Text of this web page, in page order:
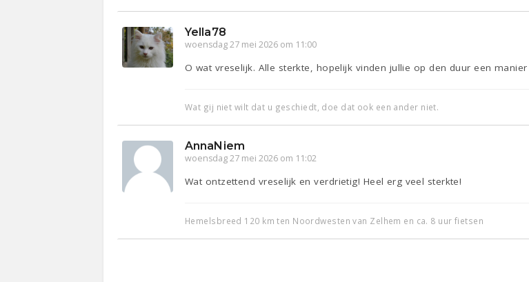
Yella78
woensdag 27 mei 2026 om 11:00
O wat vreselijk. Alle sterkte, hopelijk vinden jullie op den duur een
Wat gij niet wilt dat u geschiedt, doe dat ook een ander niet.
AnnaNiem
woensdag 27 mei 2026 om 11:02
Wat ontzettend vreselijk en verdrietig! Heel erg veel sterkte!
Hemelsbreed 120 km ten Noordwesten van Zelhem en ca. 8 uur fietsen